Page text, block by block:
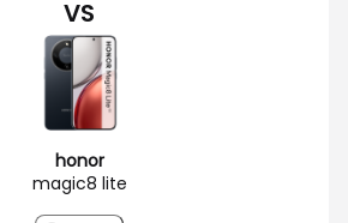
VS
honor
magic8 lite